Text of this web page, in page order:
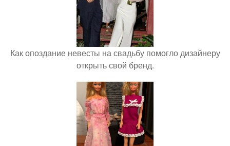
Как опоздание невесты на свадьбу помогло дизайнеру
открыть свой бренд.